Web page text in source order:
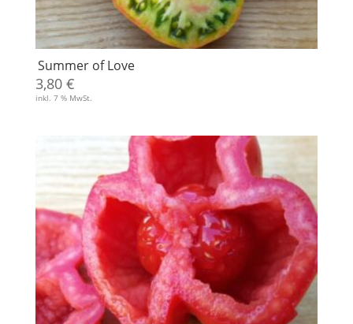
Summer of Love
3,80 €
inkl. 7 % MwSt.